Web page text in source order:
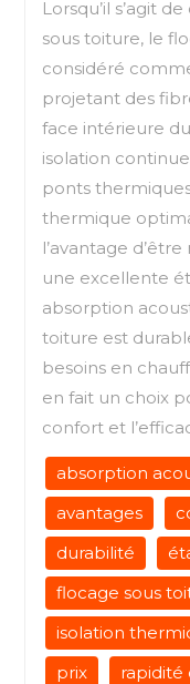
Lorsqu’il s’agit
sous toiture, le
considéré
projetant des
face intérieure
isolation
ponts
thermique
l’avantage
une excellente
absorption
toiture est
besoins en
en fait un choix
confort et
absorption
avantages
durabilité
flocage sous
isolation
prix
rapidité